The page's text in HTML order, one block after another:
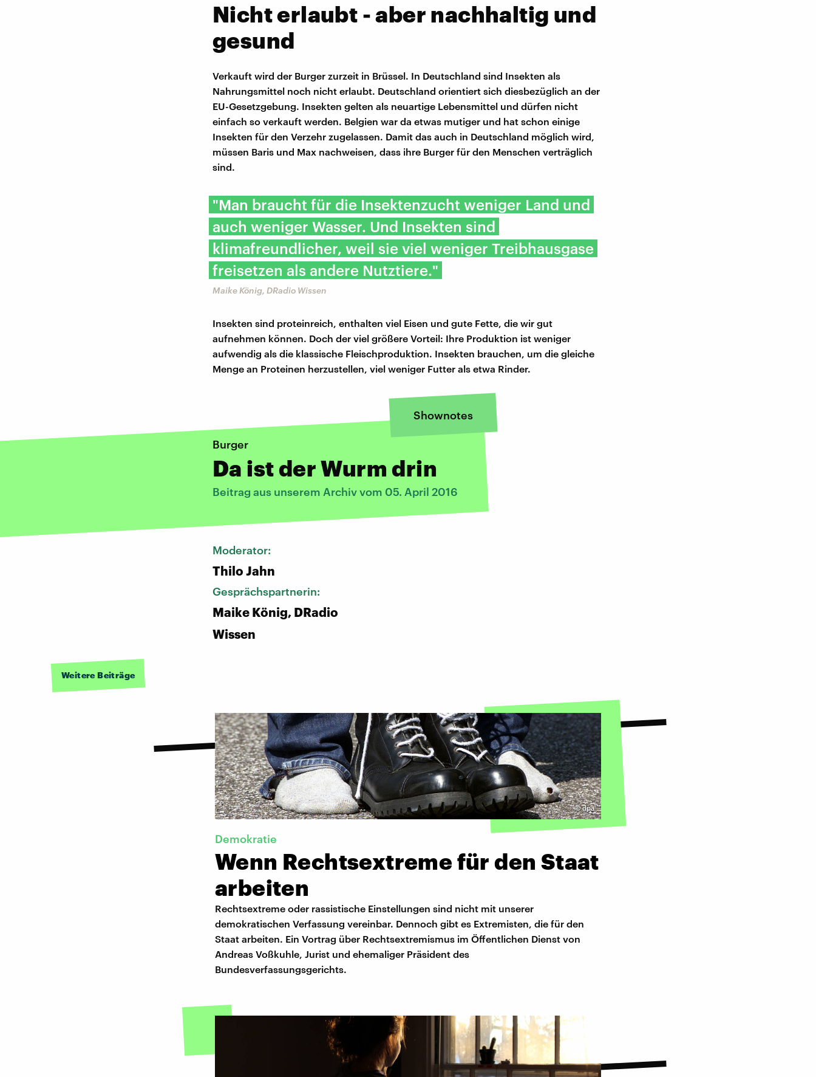
Nicht erlaubt - aber nachhaltig und
gesund
Verkauft wird der Burger zurzeit in Brüssel. In Deutschland sind Insekten als
Nahrungsmittel noch nicht erlaubt. Deutschland orientiert sich diesbezüglich an der
EU-Gesetzgebung. Insekten gelten als neuartige Lebensmittel und dürfen nicht
einfach so verkauft werden. Belgien war da etwas mutiger und hat schon einige
Insekten für den Verzehr zugelassen. Damit das auch in Deutschland möglich wird,
müssen Baris und Max nachweisen, dass ihre Burger für den Menschen verträglich
sind.
"Man braucht für die Insektenzucht weniger Land und
auch weniger Wasser. Und Insekten sind
klimafreundlicher, weil sie viel weniger Treibhausgase
freisetzen als andere Nutztiere."
Maike König, DRadio Wissen
Insekten sind proteinreich, enthalten viel Eisen und gute Fette, die wir gut
aufnehmen können. Doch der viel größere Vorteil: Ihre Produktion ist weniger
aufwendig als die klassische Fleischproduktion. Insekten brauchen, um die gleiche
Menge an Proteinen herzustellen, viel weniger Futter als etwa Rinder.
Shownotes
Burger
Da ist der Wurm drin
Beitrag aus unserem Archiv vom 05. April 2016
Moderator:
Thilo Jahn
Gesprächspartnerin:
Maike König, DRadio
Wissen
Weitere Beiträge
©dpa
Demokratie
Wenn Rechtsextreme für den Staat
arbeiten
Rechtsextreme oder rassistische Einstellungen sind nicht mit unserer
demokratischen Verfassung vereinbar. Dennoch gibt es Extremisten, die für den
Staat arbeiten. Ein Vortrag über Rechtsextremismus im Öffentlichen Dienst von
Andreas Voßkuhle, Jurist und ehemaliger Präsident des
Bundesverfassungsgerichts.